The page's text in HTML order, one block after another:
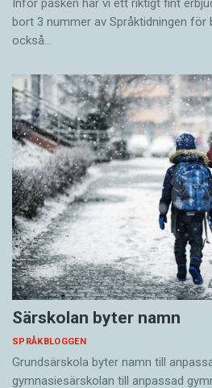
Inför påsken har vi ett riktigt fint
bort 3 nummer av Språktidningen för
också…
Särskolan byter namn
SPRÅKBLOGGEN
Grundsärskola byter namn till
gymnasiesärskolan till anpassad